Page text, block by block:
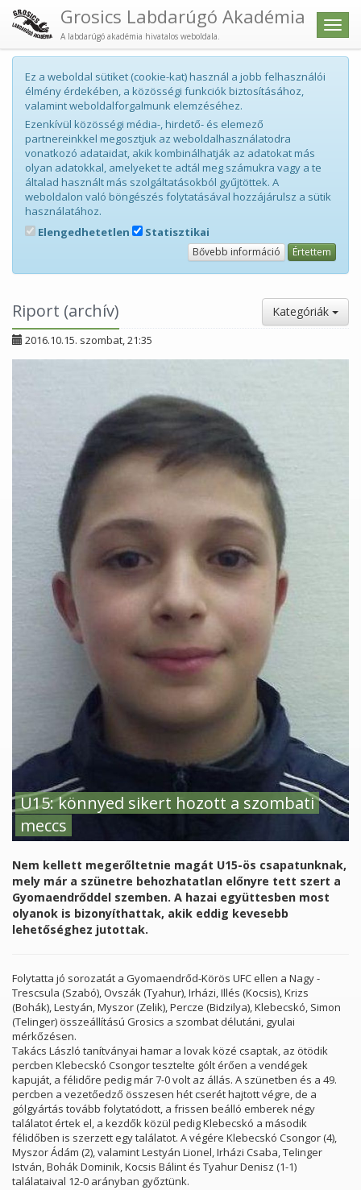
Menü
Grosics Labdarúgó Akadémia
A labdarúgó akadémia hivatalos weboldala.
Ez a weboldal sütiket (cookie-kat) használ a jobb felhasználói
élmény érdekében, a közösségi funkciók biztosításához,
valamint weboldalforgalmunk elemzéséhez.
Ezenkívül közösségi média-, hirdető- és elemező
partnereinkkel megosztjuk az weboldalhasználatodra
vonatkozó adataidat, akik kombinálhatják az adatokat más
olyan adatokkal, amelyeket te adtál meg számukra vagy a te
általad használt más szolgáltatásokból gyűjtöttek. A
weboldalon való böngészés folytatásával hozzájárulsz a sütik
használatához.
Elengedhetetlen
Statisztikai
Bővebb információ Értettem
Riport (archív) Kategóriák
2016.10.15. szombat, 21:35
U15: könnyed sikert hozott a szombati
meccs
Nem kellett megerőltetnie magát U15-ös csapatunknak,
mely már a szünetre behozhatatlan előnyre tett szert a
Gyomaendrőddel szemben. A hazai együttesben most
olyanok is bizonyíthattak, akik eddig kevesebb
lehetőséghez jutottak.
Folytatta jó sorozatát a Gyomaendrőd-Körös UFC ellen a Nagy -
Trescsula (Szabó), Ovszák (Tyahur), Irházi, Illés (Kocsis), Krizs
(Bohák), Lestyán, Myszor (Zelik), Percze (Bidzilya), Klebecskó, Simon
(Telinger) összeállítású Grosics a szombat délutáni, gyulai
mérkőzésen.
Takács László tanítványai hamar a lovak közé csaptak, az ötödik
percben Klebecskó Csongor tesztelte gólt érően a vendégek
kapuját, a félidőre pedig már 7-0 volt az állás. A szünetben és a 49.
percben a vezetőedző összesen hét cserét hajtott végre, de a
gólgyártás tovább folytatódott, a frissen beálló emberek négy
találatot értek el, a kezdők közül pedig Klebecskó a második
félidőben is szerzett egy találatot. A végére Klebecskó Csongor (4),
Myszor Ádám (2), valamint Lestyán Lionel, Irházi Csaba, Telinger
István, Bohák Dominik, Kocsis Bálint és Tyahur Denisz (1-1)
találataival 12-0 arányban győztünk.